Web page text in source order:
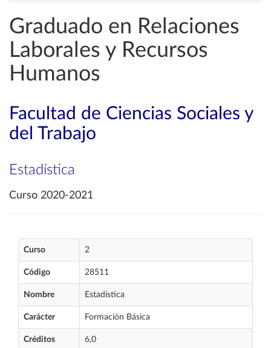
Graduado en Relaciones
Laborales y Recursos
Humanos
Facultad de Ciencias Sociales y
del Trabajo
Estadística
Curso 2020-2021
Curso 2
Código 28511
Nombre Estadística
Carácter Formación Básica
Créditos 6,0